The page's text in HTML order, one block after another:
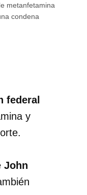
metanfetamina
condena
federal
y
John